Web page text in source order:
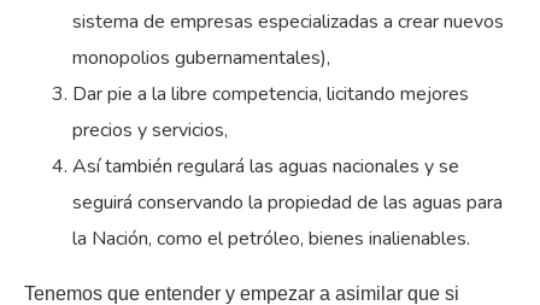
sistema de empresas especializadas a crear nuevos
monopolios gubernamentales),
Dar pie a la libre competencia, licitando mejores
precios y servicios,
Así también regulará las aguas nacionales y se
seguirá conservando la propiedad de las aguas para
la Nación, como el petróleo, bienes inalienables.
Tenemos que entender y empezar a asimilar que si